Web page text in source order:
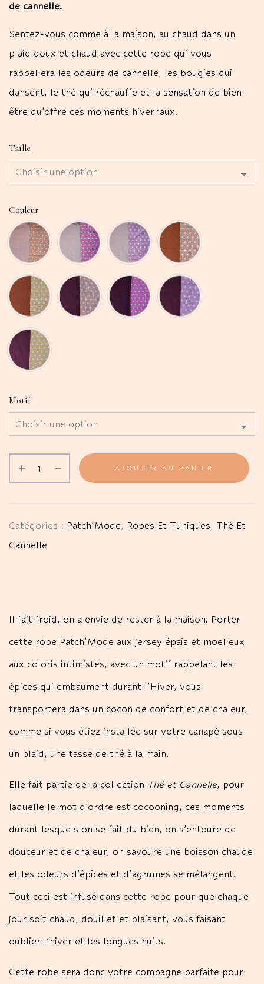
de cannelle.
Sentez-vous comme à la maison, au chaud dans un
plaid doux et chaud avec cette robe qui vous
rappellera les odeurs de cannelle, les bougies qui
dansent, le thé qui réchauffe et la sensation de bien-
être qu’offre ces moments hivernaux.
Taille
Couleur
Motif
AJOUTER AU PANIER
Catégories : Patch'Mode, Robes Et Tuniques, Thé Et
Cannelle
Il fait froid, on a envie de rester à la maison. Porter
cette robe Patch’Mode aux jersey épais et moelleux
aux coloris intimistes, avec un motif rappelant les
épices qui embaument durant l’Hiver, vous
transportera dans un cocon de confort et de chaleur,
comme si vous étiez installée sur votre canapé sous
un plaid, une tasse de thé à la main.
Elle fait partie de la collection Thé et Cannelle, pour
laquelle le mot d’ordre est cocooning, ces moments
durant lesquels on se fait du bien, on s’entoure de
douceur et de chaleur, on savoure une boisson chaude
et les odeurs d’épices et d’agrumes se mélangent.
Tout ceci est infusé dans cette robe pour que chaque
jour soit chaud, douillet et plaisant, vous faisant
oublier l’hiver et les longues nuits.
Cette robe sera donc votre compagne parfaite pour